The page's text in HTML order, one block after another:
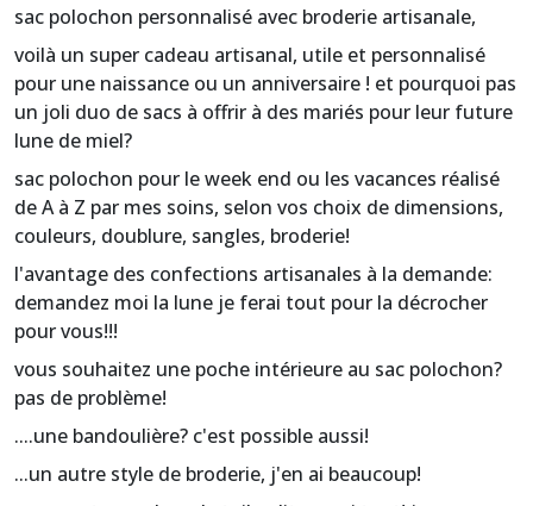
sac polochon personnalisé avec broderie artisanale,
voilà un super cadeau artisanal, utile et personnalisé
pour une naissance ou un anniversaire ! et pourquoi pas
un joli duo de sacs à offrir à des mariés pour leur future
lune de miel?
sac polochon pour le week end ou les vacances réalisé
de A à Z par mes soins, selon vos choix de dimensions,
couleurs, doublure, sangles, broderie!
l'avantage des confections artisanales à la demande:
demandez moi la lune je ferai tout pour la décrocher
pour vous!!!
vous souhaitez une poche intérieure au sac polochon?
pas de problème!
....une bandoulière? c'est possible aussi!
...un autre style de broderie, j'en ai beaucoup!